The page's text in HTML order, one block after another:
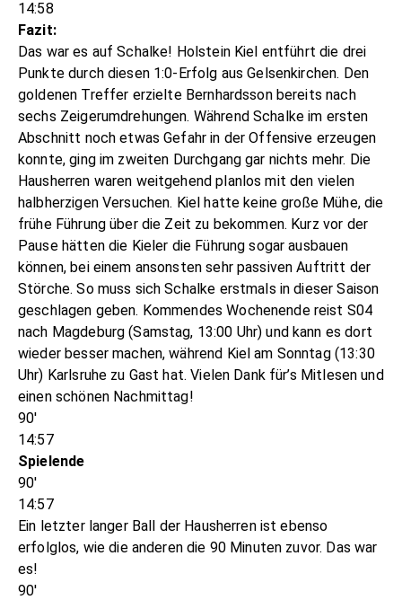
14:58
Fazit:
Das war es auf Schalke! Holstein Kiel entführt die drei
Punkte durch diesen 1:0-Erfolg aus Gelsenkirchen. Den
goldenen Treffer erzielte Bernhardsson bereits nach
sechs Zeigerumdrehungen. Während Schalke im ersten
Abschnitt noch etwas Gefahr in der Offensive erzeugen
konnte, ging im zweiten Durchgang gar nichts mehr. Die
Hausherren waren weitgehend planlos mit den vielen
halbherzigen Versuchen. Kiel hatte keine große Mühe, die
frühe Führung über die Zeit zu bekommen. Kurz vor der
Pause hätten die Kieler die Führung sogar ausbauen
können, bei einem ansonsten sehr passiven Auftritt der
Störche. So muss sich Schalke erstmals in dieser Saison
geschlagen geben. Kommendes Wochenende reist S04
nach Magdeburg (Samstag, 13:00 Uhr) und kann es dort
wieder besser machen, während Kiel am Sonntag (13:30
Uhr) Karlsruhe zu Gast hat. Vielen Dank für’s Mitlesen und
einen schönen Nachmittag!
90'
14:57
Spielende
90'
14:57
Ein letzter langer Ball der Hausherren ist ebenso
erfolglos, wie die anderen die 90 Minuten zuvor. Das war
es!
90'